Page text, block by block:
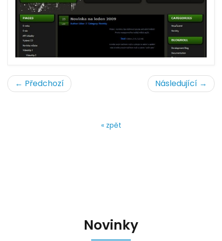
← Předchozí Následující →
« zpět
Novinky